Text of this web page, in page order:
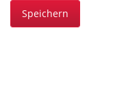
Speichern